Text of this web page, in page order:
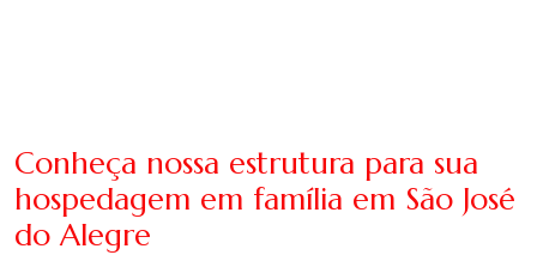
Conheça nossa estrutura para sua
hospedagem em família em São José
do Alegre